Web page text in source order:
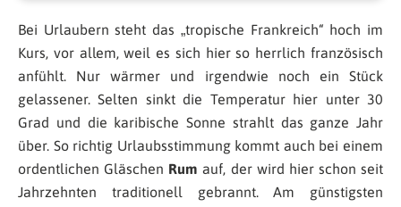
Bei Urlaubern steht das „tropische Frankreich“ hoch im
Kurs, vor allem, weil es sich hier so herrlich französisch
anfühlt. Nur wärmer und irgendwie noch ein Stück
gelassener. Selten sinkt die Temperatur hier unter 30
Grad und die karibische Sonne strahlt das ganze Jahr
über. So richtig Urlaubsstimmung kommt auch bei einem
ordentlichen Gläschen Rum auf, der wird hier schon seit
Jahrzehnten traditionell gebrannt. Am günstigsten